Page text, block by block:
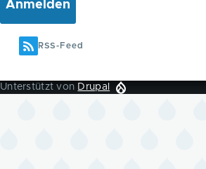
RSS-Feed
Unterstützt von Drupal